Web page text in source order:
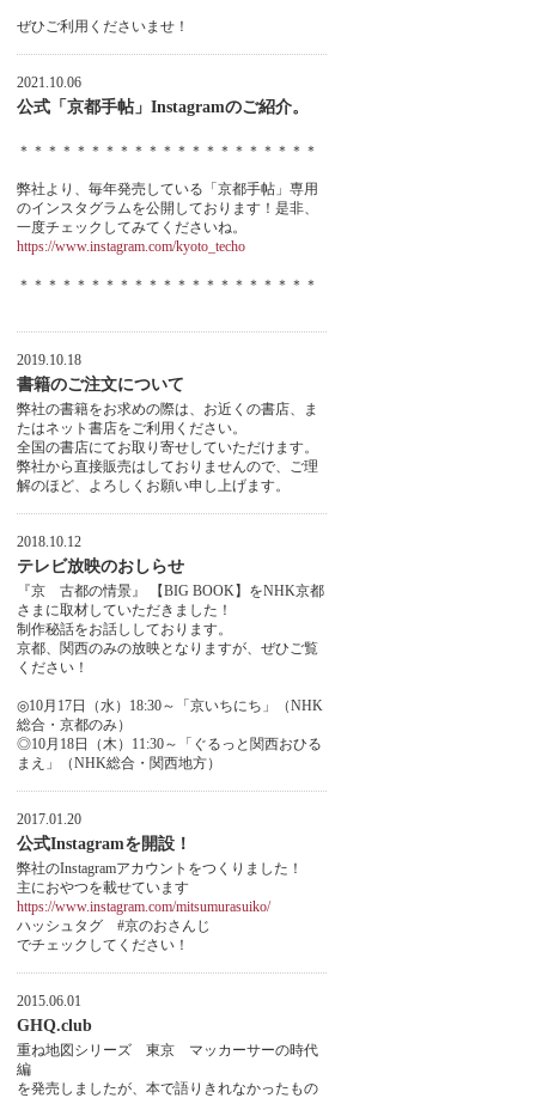
ぜひご利用くださいませ！
2021.10.06
公式「京都手帖」Instagramのご紹介。
＊＊＊＊＊＊＊＊＊＊＊＊＊＊＊＊＊＊＊＊＊
弊社より、毎年発売している「京都手帖」専用
のインスタグラムを公開しております！是非、
一度チェックしてみてくださいね。
https://www.instagram.com/kyoto_techo
＊＊＊＊＊＊＊＊＊＊＊＊＊＊＊＊＊＊＊＊＊
2019.10.18
書籍のご注文について
弊社の書籍をお求めの際は、お近くの書店、ま
たはネット書店をご利用ください。
全国の書店にてお取り寄せしていただけます。
弊社から直接販売はしておりませんので、ご理
解のほど、よろしくお願い申し上げます。
2018.10.12
テレビ放映のおしらせ
『京 古都の情景』 【BIG BOOK】をNHK京都
さまに取材していただきました！
制作秘話をお話ししております。
京都、関西のみの放映となりますが、ぜひご覧
ください！
◎10月17日（水）18:30～「京いちにち」（NHK
総合・京都のみ）
◎10月18日（木）11:30～「ぐるっと関西おひる
まえ」（NHK総合・関西地方）
2017.01.20
公式Instagramを開設！
弊社のInstagramアカウントをつくりました！
主におやつを載せています
https://www.instagram.com/mitsumurasuiko/
ハッシュタグ #京のおさんじ
でチェックしてください！
2015.06.01
GHQ.club
重ね地図シリーズ 東京 マッカーサーの時代
編
を発売しましたが、本で語りきれなかったもの